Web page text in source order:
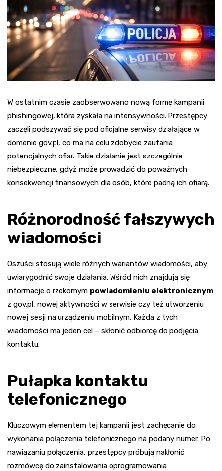
W ostatnim czasie zaobserwowano nową formę kampanii
phishingowej, która zyskała na intensywności. Przestępcy
zaczęli podszywać się pod oficjalne serwisy działające w
domenie gov.pl, co ma na celu zdobycie zaufania
potencjalnych ofiar. Takie działanie jest szczególnie
niebezpieczne, gdyż może prowadzić do poważnych
konsekwencji finansowych dla osób, które padną ich ofiarą.
Różnorodność fałszywych
wiadomości
Oszuści stosują wiele różnych wariantów wiadomości, aby
uwiarygodnić swoje działania. Wśród nich znajdują się
informacje o rzekomym powiadomieniu elektronicznym
z gov.pl, nowej aktywności w serwisie czy też utworzeniu
nowej sesji na urządzeniu mobilnym. Każda z tych
wiadomości ma jeden cel – skłonić odbiorcę do podjęcia
kontaktu.
Pułapka kontaktu
telefonicznego
Kluczowym elementem tej kampanii jest zachęcanie do
wykonania połączenia telefonicznego na podany numer. Po
nawiązaniu połączenia, przestępcy próbują nakłonić
rozmówcę do zainstalowania oprogramowania